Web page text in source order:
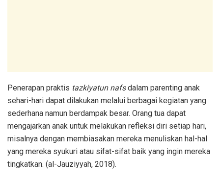
Penerapan praktis tazkiyatun nafsdalam parenting anak
sehari-hari dapat dilakukan melalui berbagai kegiatan yang
sederhana namun berdampak besar. Orang tua dapat
mengajarkan anak untuk melakukan refleksi diri setiap hari,
misalnya dengan membiasakan mereka menuliskan hal-hal
yang mereka syukuri atau sifat-sifat baik yang ingin mereka
tingkatkan. (al-Jauziyyah, 2018).